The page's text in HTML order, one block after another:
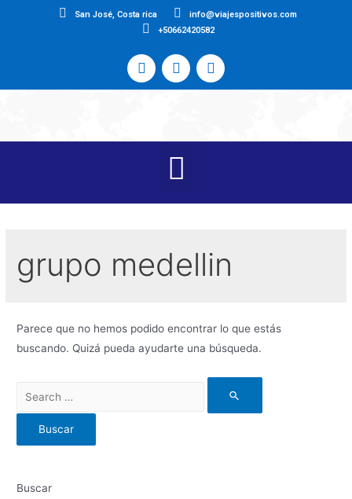
San José, Costa rica
info@viajespositivos.com
+50662420582
grupo medellin
Parece que no hemos podido encontrar lo que estás
buscando. Quizá pueda ayudarte una búsqueda.
Buscar